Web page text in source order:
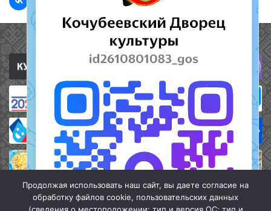
Полезные ссылки
Продолжая использовать наш сайт, вы даете согласие на
обработку файлов cookie, пользовательских данных